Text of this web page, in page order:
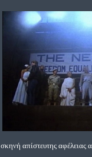
σκηνή απίστευτης αφέλειας